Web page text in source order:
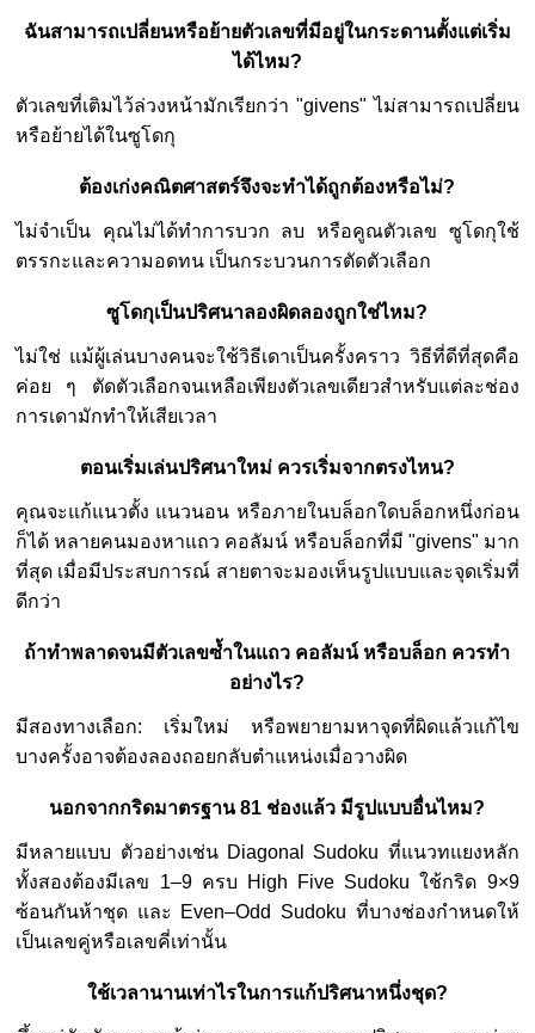
ฉันสามารถเปลี่ยนหรือย้ายตัวเลขที่มีอยู่ในกระดานตั้งแต่เริ่ม
ได้ไหม?
ตัวเลขที่เติมไว้ล่วงหน้ามักเรียกว่า "givens" ไม่สามารถเปลี่ยน
หรือย้ายได้ในซูโดกุ
ต้องเก่งคณิตศาสตร์จึงจะทำได้ถูกต้องหรือไม่?
ไม่จำเป็น คุณไม่ได้ทำการบวก ลบ หรือคูณตัวเลข ซูโดกุใช้
ตรรกะและความอดทน เป็นกระบวนการตัดตัวเลือก
ซูโดกุเป็นปริศนาลองผิดลองถูกใช่ไหม?
ไม่ใช่ แม้ผู้เล่นบางคนจะใช้วิธีเดาเป็นครั้งคราว วิธีที่ดีที่สุดคือ
ค่อย ๆ ตัดตัวเลือกจนเหลือเพียงตัวเลขเดียวสำหรับแต่ละช่อง
การเดามักทำให้เสียเวลา
ตอนเริ่มเล่นปริศนาใหม่ ควรเริ่มจากตรงไหน?
คุณจะแก้แนวตั้ง แนวนอน หรือภายในบล็อกใดบล็อกหนึ่งก่อน
ก็ได้ หลายคนมองหาแถว คอลัมน์ หรือบล็อกที่มี "givens" มาก
ที่สุด เมื่อมีประสบการณ์ สายตาจะมองเห็นรูปแบบและจุดเริ่มที่
ดีกว่า
ถ้าทำพลาดจนมีตัวเลขซ้ำในแถว คอลัมน์ หรือบล็อก ควรทำ
อย่างไร?
มีสองทางเลือก: เริ่มใหม่ หรือพยายามหาจุดที่ผิดแล้วแก้ไข
บางครั้งอาจต้องลองถอยกลับตำแหน่งเมื่อวางผิด
นอกจากกริดมาตรฐาน 81 ช่องแล้ว มีรูปแบบอื่นไหม?
มีหลายแบบ ตัวอย่างเช่น Diagonal Sudoku ที่แนวทแยงหลัก
ทั้งสองต้องมีเลข 1–9 ครบ High Five Sudoku ใช้กริด 9×9
ซ้อนกันห้าชุด และ Even–Odd Sudoku ที่บางช่องกำหนดให้
เป็นเลขคู่หรือเลขคี่เท่านั้น
ใช้เวลานานเท่าไรในการแก้ปริศนาหนึ่งชุด?